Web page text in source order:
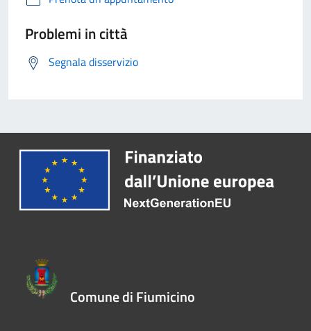
Problemi in città
Segnala disservizio
Comune di Fiumicino